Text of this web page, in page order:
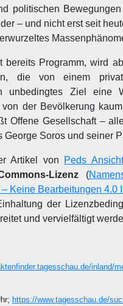
politischen
– und nicht erst seit
bereits Programm, wird
die von einem
unbedingtes Ziel eine
von der Bevölkerung
Offene Gesellschaft –
George Soros und seiner
Artikel von Peds
Lizenz(
Keine Bearbeitungen 4.0
der
und vervielfältigt
inland/
https://www.tagesschau.de/